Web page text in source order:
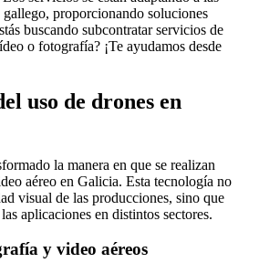
gallego, proporcionando soluciones
buscando subcontratar servicios de
o fotografía? ¡Te ayudamos desde
uso de drones en
la manera en que se realizan
aéreo en Galicia. Esta tecnología no
visual de las producciones, sino que
aplicaciones en distintos sectores.
y video aéreos